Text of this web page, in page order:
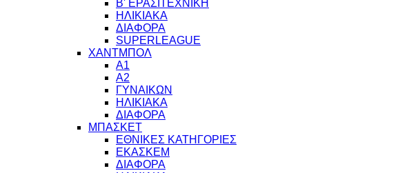
Β' ΕΡΑΣΙΤΕΧΝΙΚΗ
ΗΛΙΚΙΑΚΑ
ΔΙΑΦΟΡΑ
SUPERLEAGUE
ΧΑΝΤΜΠΟΛ
Α1
Α2
ΓΥΝΑΙΚΩΝ
ΗΛΙΚΙΑΚΑ
ΔΙΑΦΟΡΑ
ΜΠΑΣΚΕΤ
ΕΘΝΙΚΕΣ ΚΑΤΗΓΟΡΙΕΣ
ΕΚΑΣΚΕΜ
ΔΙΑΦΟΡΑ